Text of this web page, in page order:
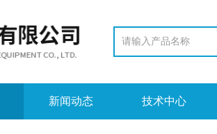
新闻动态 技术中心